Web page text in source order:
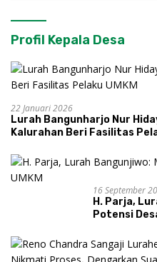
Profil Kepala Desa
22 Januari 2026
Lurah Bangunharjo Nur
Kalurahan Beri Fasilitas
16 September
H. Parja,
Potensi